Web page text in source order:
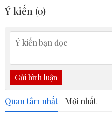
Ý kiến (0)
Gửi bình luận
Quan tâm nhất Mới nhất